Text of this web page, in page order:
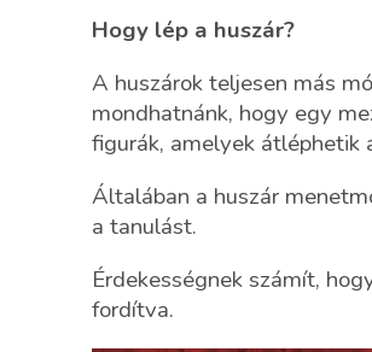
Hogy lép a huszár?
A huszárok teljesen más
mondhatnánk, hogy egy
figurák, amelyek átléphetik
Általában a huszár
a tanulást.
Érdekességnek számít,
fordítva.